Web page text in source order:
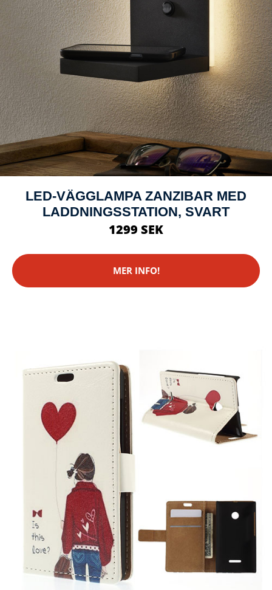
LED-VÄGGLAMPA ZANZIBAR MED
LADDNINGSSTATION, SVART
1299 SEK
MER INFO!